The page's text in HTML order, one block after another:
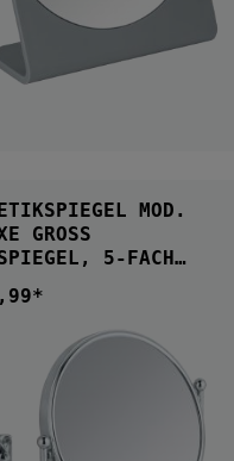
MOD.
GROSS
5-FACH V
Preis: